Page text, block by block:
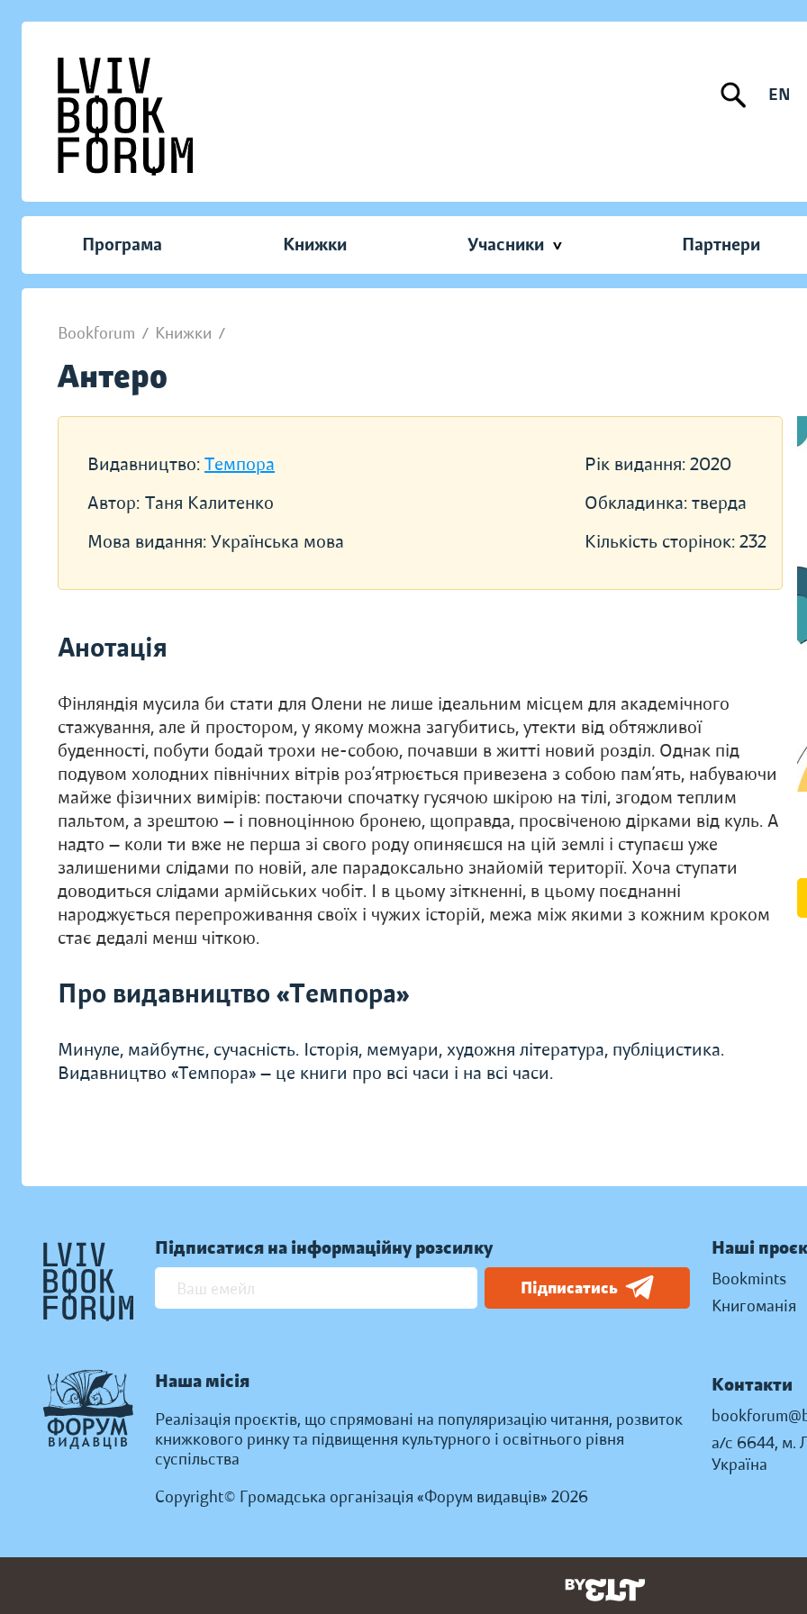
EN
Програма Книжки Учасники Партнери
Bookforum / Книжки /
Антеро
Видавництво: Темпора
Автор: Таня Калитенко
Мова видання: Українська мова
Рік видання: 2020
Обкладинка: тверда
Кількість сторінок: 232
Анотація
Фінляндія мусила би стати для Олени не лише ідеальним місцем для академічного
стажування, але й простором, у якому можна загубитись, утекти від обтяжливої
буденності, побути бодай трохи не-собою, почавши в житті новий розділ. Однак під
подувом холодних північних вітрів роз’ятрюється привезена з собою пам’ять, набуваючи
майже фізичних вимірів: постаючи спочатку гусячою шкірою на тілі, згодом теплим
пальтом, а зрештою — і повноцінною бронею, щоправда, просвіченою дірками від куль. А
надто — коли ти вже не перша зі свого роду опиняєшся на цій землі і ступаєш уже
залишеними слідами по новій, але парадоксально знайомій території. Хоча ступати
доводиться слідами армійських чобіт. І в цьому зіткненні, в цьому поєднанні
народжується перепроживання своїх і чужих історій, межа між якими з кожним кроком
стає дедалі менш чіткою.
Про видавництво «Темпора»
Минуле, майбутнє, сучасність. Історія, мемуари, художня література, публіцистика.
Видавництво «Темпора» — це книги про всі часи і на всі часи.
Підписатися на інформаційну розсилку
Підписатись
Наша місія
Реалізація проєктів, що спрямовані на популяризацію читання, розвиток
книжкового ринку та підвищення культурного і освітнього рівня
суспільства
Copyright© Громадська організація «Форум видавців» 2026
Наші
Bookmints
Книгоманія
Контакти
а/с 6644, м.
Україна